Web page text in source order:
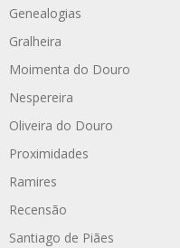
Genealogias
Gralheira
Moimenta do Douro
Nespereira
Oliveira do Douro
Proximidades
Ramires
Recensão
Santiago de Piães